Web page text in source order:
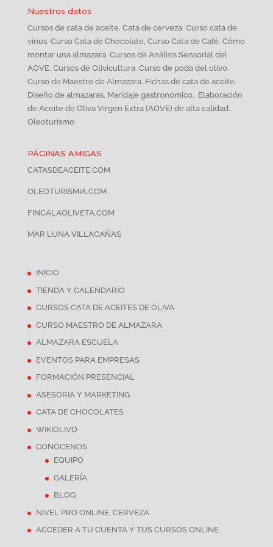
Nuestros datos
Cursos de cata de aceite. Cata de cerveza. Curso cata de
vinos. Curso Cata de Chocolate, Curso Cata de Café. Cómo
montar una almazara. Cursos de Análisis Sensorial del
AOVE. Cursos de Olivicultura. Curso de poda del olivo.
Curso de Maestro de Almazara. Fichas de cata de aceite.
Diseño de almazaras. Maridaje gastronómico. Elaboración
de Aceite de Oliva Virgen Extra (AOVE) de alta calidad.
Oleoturismo
PÁGINAS AMIGAS
CATASDEACEITE.COM
OLEOTURISMIA.COM
FINCALAOLIVETA.COM
MAR LUNA VILLACAÑAS
INICIO
TIENDA Y CALENDARIO
CURSOS CATA DE ACEITES DE OLIVA
CURSO MAESTRO DE ALMAZARA
ALMAZARA ESCUELA
EVENTOS PARA EMPRESAS
FORMACIÓN PRESENCIAL
ASESORÍA Y MARKETING
CATA DE CHOCOLATES
WIKIOLIVO
CONÓCENOS
EQUIPO
GALERÍA
BLOG
NIVEL PRO ONLINE. CERVEZA
ACCEDER A TU CUENTA Y TUS CURSOS ONLINE